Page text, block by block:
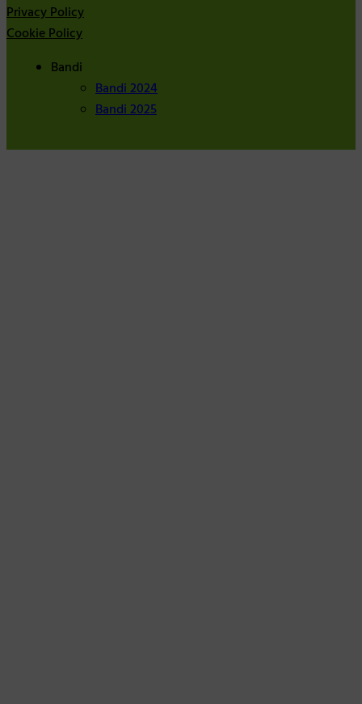
Privacy Policy
Cookie Policy
Bandi
Bandi 2024
Bandi 2025